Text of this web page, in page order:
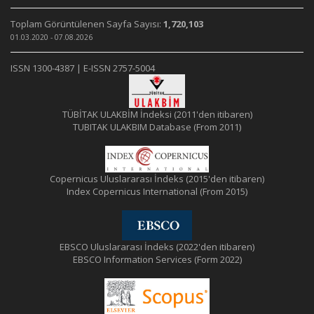
Toplam Görüntülenen Sayfa Sayısı: 1,720,103
01.03.2020 - 07.08.2026
ISSN 1300-4387 | E-ISSN 2757-5004
TÜBİTAK ULAKBİM İndeksi (2011'den itibaren)
TUBITAK ULAKBIM Database (From 2011)
Copernicus Uluslararası İndeks (2015'den itibaren)
Index Copernicus International (From 2015)
EBSCO Uluslararası İndeks (2022'den itibaren)
EBSCO Information Services (Form 2022)